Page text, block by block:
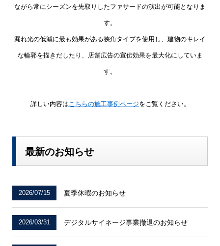
ながら常にシーズンを先取りしたファサードの演出が可能となりま
す。
漏れ光の低減に最も効果がある狭角タイプを使用し、建物のキレイ
な輪郭を描きだしたり、店舗広告の宣伝効果を最大化にしていま
す。
詳しい内容はこちらの施工事例ページをご覧ください。
最新のお知らせ
2026/07/15 夏季休暇のお知らせ
2026/03/31 デジタルサイネージ事業撤退のお知らせ